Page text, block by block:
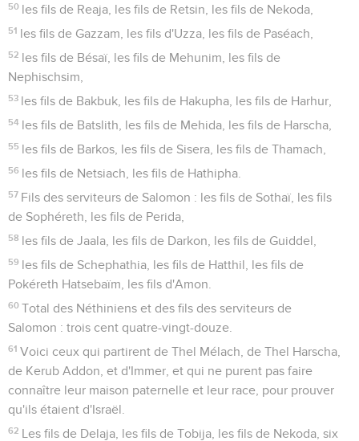
50 les fils de Reaja, les fils de Retsin, les fils de Nekoda,
51 les fils de Gazzam, les fils d'Uzza, les fils de Paséach,
52 les fils de Bésaï, les fils de Mehunim, les fils de
Nephischsim,
53 les fils de Bakbuk, les fils de Hakupha, les fils de Harhur,
54 les fils de Batslith, les fils de Mehida, les fils de Harscha,
55 les fils de Barkos, les fils de Sisera, les fils de Thamach,
56 les fils de Netsiach, les fils de Hathipha.
57 Fils des serviteurs de Salomon : les fils de Sothaï, les fils
de Sophéreth, les fils de Perida,
58 les fils de Jaala, les fils de Darkon, les fils de Guiddel,
59 les fils de Schephathia, les fils de Hatthil, les fils de
Pokéreth Hatsebaïm, les fils d'Amon.
60 Total des Néthiniens et des fils des serviteurs de
Salomon : trois cent quatre-vingt-douze.
61 Voici ceux qui partirent de Thel Mélach, de Thel Harscha,
de Kerub Addon, et d'Immer, et qui ne purent pas faire
connaître leur maison paternelle et leur race, pour prouver
qu'ils étaient d'Israël.
62 Les fils de Delaja, les fils de Tobija, les fils de Nekoda, six